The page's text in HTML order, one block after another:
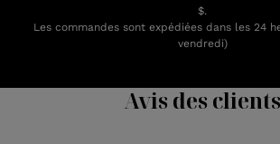
$.
Les commandes sont expédiées dans les 24
vendredi)
Avis des clients